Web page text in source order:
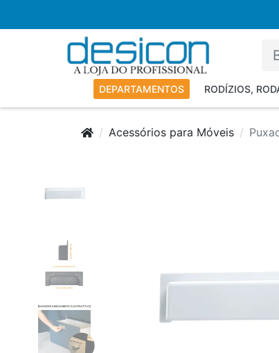
DEPARTAMENTOS RODÍZIOS,
Acessórios para Móveis